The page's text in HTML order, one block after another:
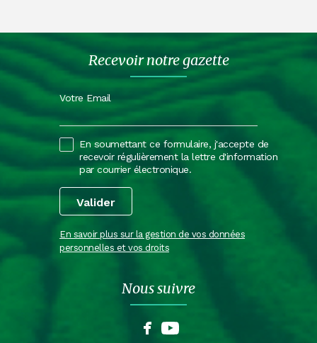
Recevoir notre gazette
Votre Email
En soumettant ce formulaire, j'accepte de
recevoir régulièrement la lettre d'information
par courrier électronique.
En savoir plus sur la gestion de vos données
personnelles et vos droits
Nous suivre